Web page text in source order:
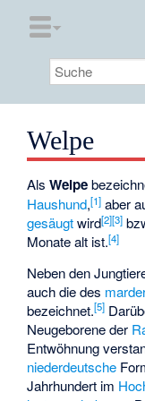
Welpe
AlsWelpe
Haushund,[1] aber
gesäugtwird[2][3]
Monate alt ist.[4]
Neben den
auch die des
bezeichnet.[5]
Neugeborene der
Entwöhnung
niederdeutsche
Jahrhundert im